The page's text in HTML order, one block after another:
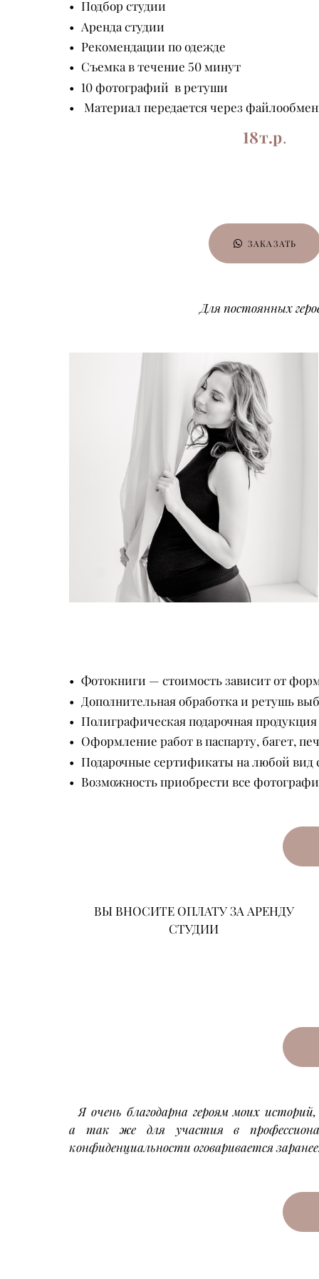
Подбор студии
Аренда студии
Рекомендации по одежде
Съемка в течение 50 минут
10 фотографий в ретуши
Материал передается через
18т.р.
ЗАКАЗАТЬ
Для постоянных
Фотокниги — стоимость зависит от
Дополнительная обработка и ретушь
Полиграфическая подарочная продукция
Оформление работ в паспарту, багет,
Подарочные сертификаты на любой вид
Возможность приобрести все
ВЫ ВНОСИТЕ ОПЛАТУ ЗА АРЕНДУ
СТУДИИ
Я очень благодарна героям моих
а так же для участия в
конфиденциальности оговаривается